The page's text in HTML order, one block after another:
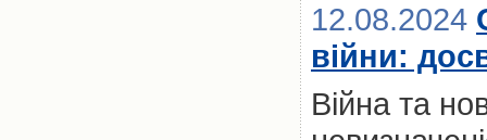
12.08.2024
війни:
Війна та